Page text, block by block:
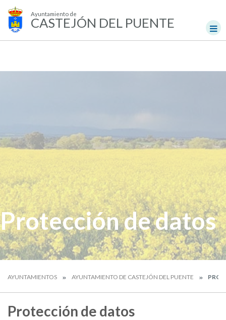
Ayuntamiento de
CASTEJÓN DEL PUENTE
Protección de datos
AYUNTAMIENTOS AYUNTAMIENTO DE CASTEJÓN DEL PUENTE
Protección de datos